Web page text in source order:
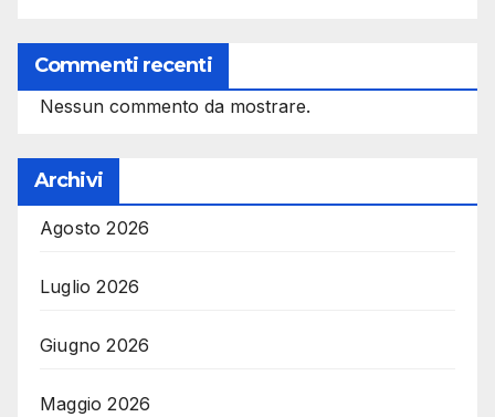
Commenti recenti
Nessun commento da mostrare.
Archivi
Agosto 2026
Luglio 2026
Giugno 2026
Maggio 2026